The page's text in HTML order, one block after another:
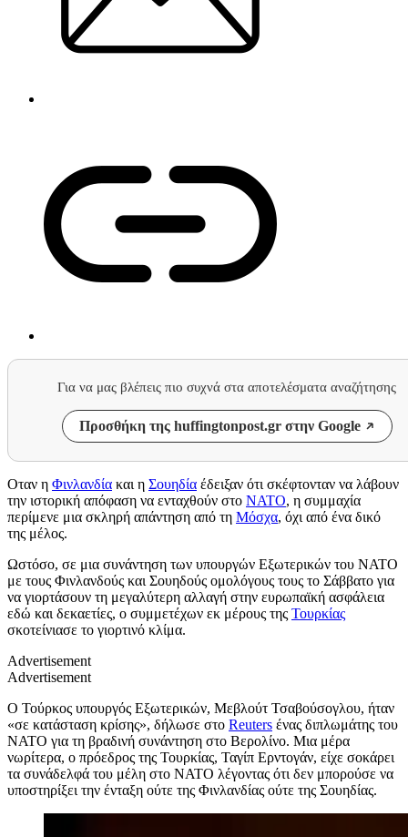
Για να μας βλέπεις πιο συχνά στα αποτελέσματα αναζήτησης
Προσθήκη της huffingtonpost.gr στην Google
Οταν η Φινλανδία και η Σουηδία έδειξαν ότι σκέφτονταν να λάβουν
την ιστορική απόφαση να ενταχθούν στο ΝΑΤΟ, η συμμαχία
περίμενε μια σκληρή απάντηση από τη Μόσχα, όχι από ένα δικό
της μέλος.
Ωστόσο, σε μια συνάντηση των υπουργών Εξωτερικών του ΝΑΤΟ
με τους Φινλανδούς και Σουηδούς ομολόγους τους το Σάββατο για
να γιορτάσουν τη μεγαλύτερη αλλαγή στην ευρωπαϊκή ασφάλεια
εδώ και δεκαετίες, ο συμμετέχων εκ μέρους της Τουρκίας
σκοτείνιασε το γιορτινό κλίμα.
Advertisement
Advertisement
Ο Τούρκος υπουργός Εξωτερικών, Μεβλούτ Τσαβούσογλου, ήταν
«σε κατάσταση κρίσης», δήλωσε στο Reuters ένας διπλωμάτης του
ΝΑΤΟ για τη βραδινή συνάντηση στο Βερολίνο. Μια μέρα
νωρίτερα, ο πρόεδρος της Τουρκίας, Ταγίπ Ερντογάν, είχε σοκάρει
τα συνάδελφά του μέλη στο ΝΑΤΟ λέγοντας ότι δεν μπορούσε να
υποστηρίξει την ένταξη ούτε της Φινλανδίας ούτε της Σουηδίας.